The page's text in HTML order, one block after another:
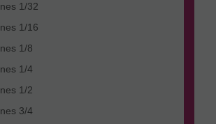
1/32
1/16
1/8
1/4
1/2
3/4